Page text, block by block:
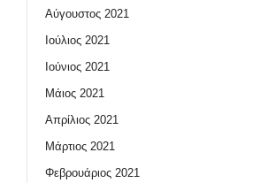
Αύγουστος 2021
Ιούλιος 2021
Ιούνιος 2021
Μάιος 2021
Απρίλιος 2021
Μάρτιος 2021
Φεβρουάριος 2021